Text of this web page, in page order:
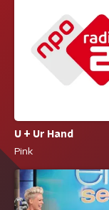
U + Ur Hand
Pink